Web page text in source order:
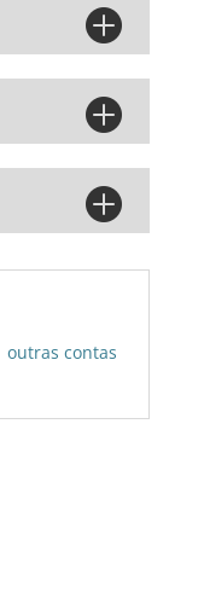



outras contas